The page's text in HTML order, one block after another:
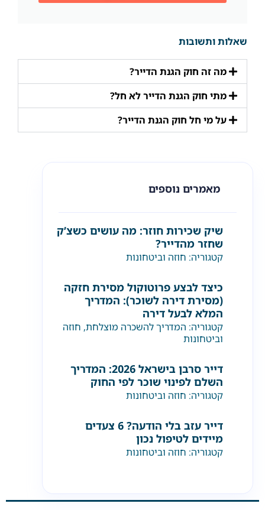
שאלות ותשובות
מה זה חוק הגנת הדייר?
מתי חוק הגנת הדייר לא חל?
על מי חל חוק הגנת הדייר?
מאמרים נוספים
שיק שכירות חוזר: מה עושים כשצ’ק
שחזר מהדייר?
קטגוריה: חוזה וביטחונות
כיצד לבצע פרוטוקול מסירת חזקה
(מסירת דירה לשוכר): המדריך
המלא לבעל דירה
קטגוריה: המדריך להשכרה מוצלחת, חוזה
וביטחונות
דייר סרבן בישראל 2026: המדריך
השלם לפינוי שוכר לפי החוק
קטגוריה: חוזה וביטחונות
דייר עזב בלי הודעה? 6 צעדים
מיידים לטיפול נכון
קטגוריה: חוזה וביטחונות